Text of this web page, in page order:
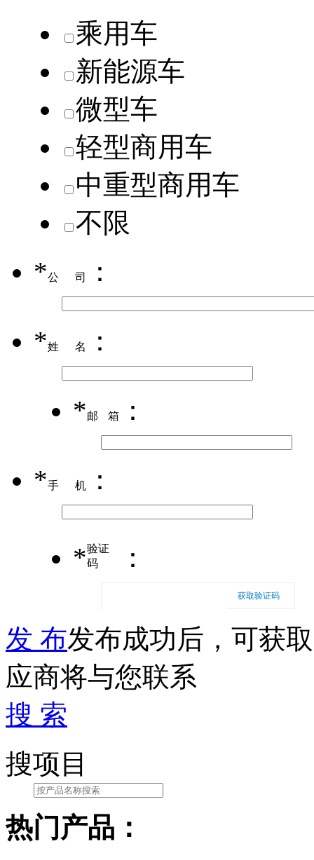
乘用车
新能源车
微型车
轻型商用车
中重型商用车
不限
*公司 ：
*姓名 ：
*邮箱 ：
*手机 ：
*验证
码
：
获取验证码
发 布发布成功后，可获
应商将与您联系
搜 索
搜项目
热门产品：